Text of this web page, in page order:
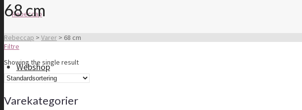
Webshop
68 cm
Rebeccap > Varer > 68 cm
Filtre
Showing the single result
Varekategorier